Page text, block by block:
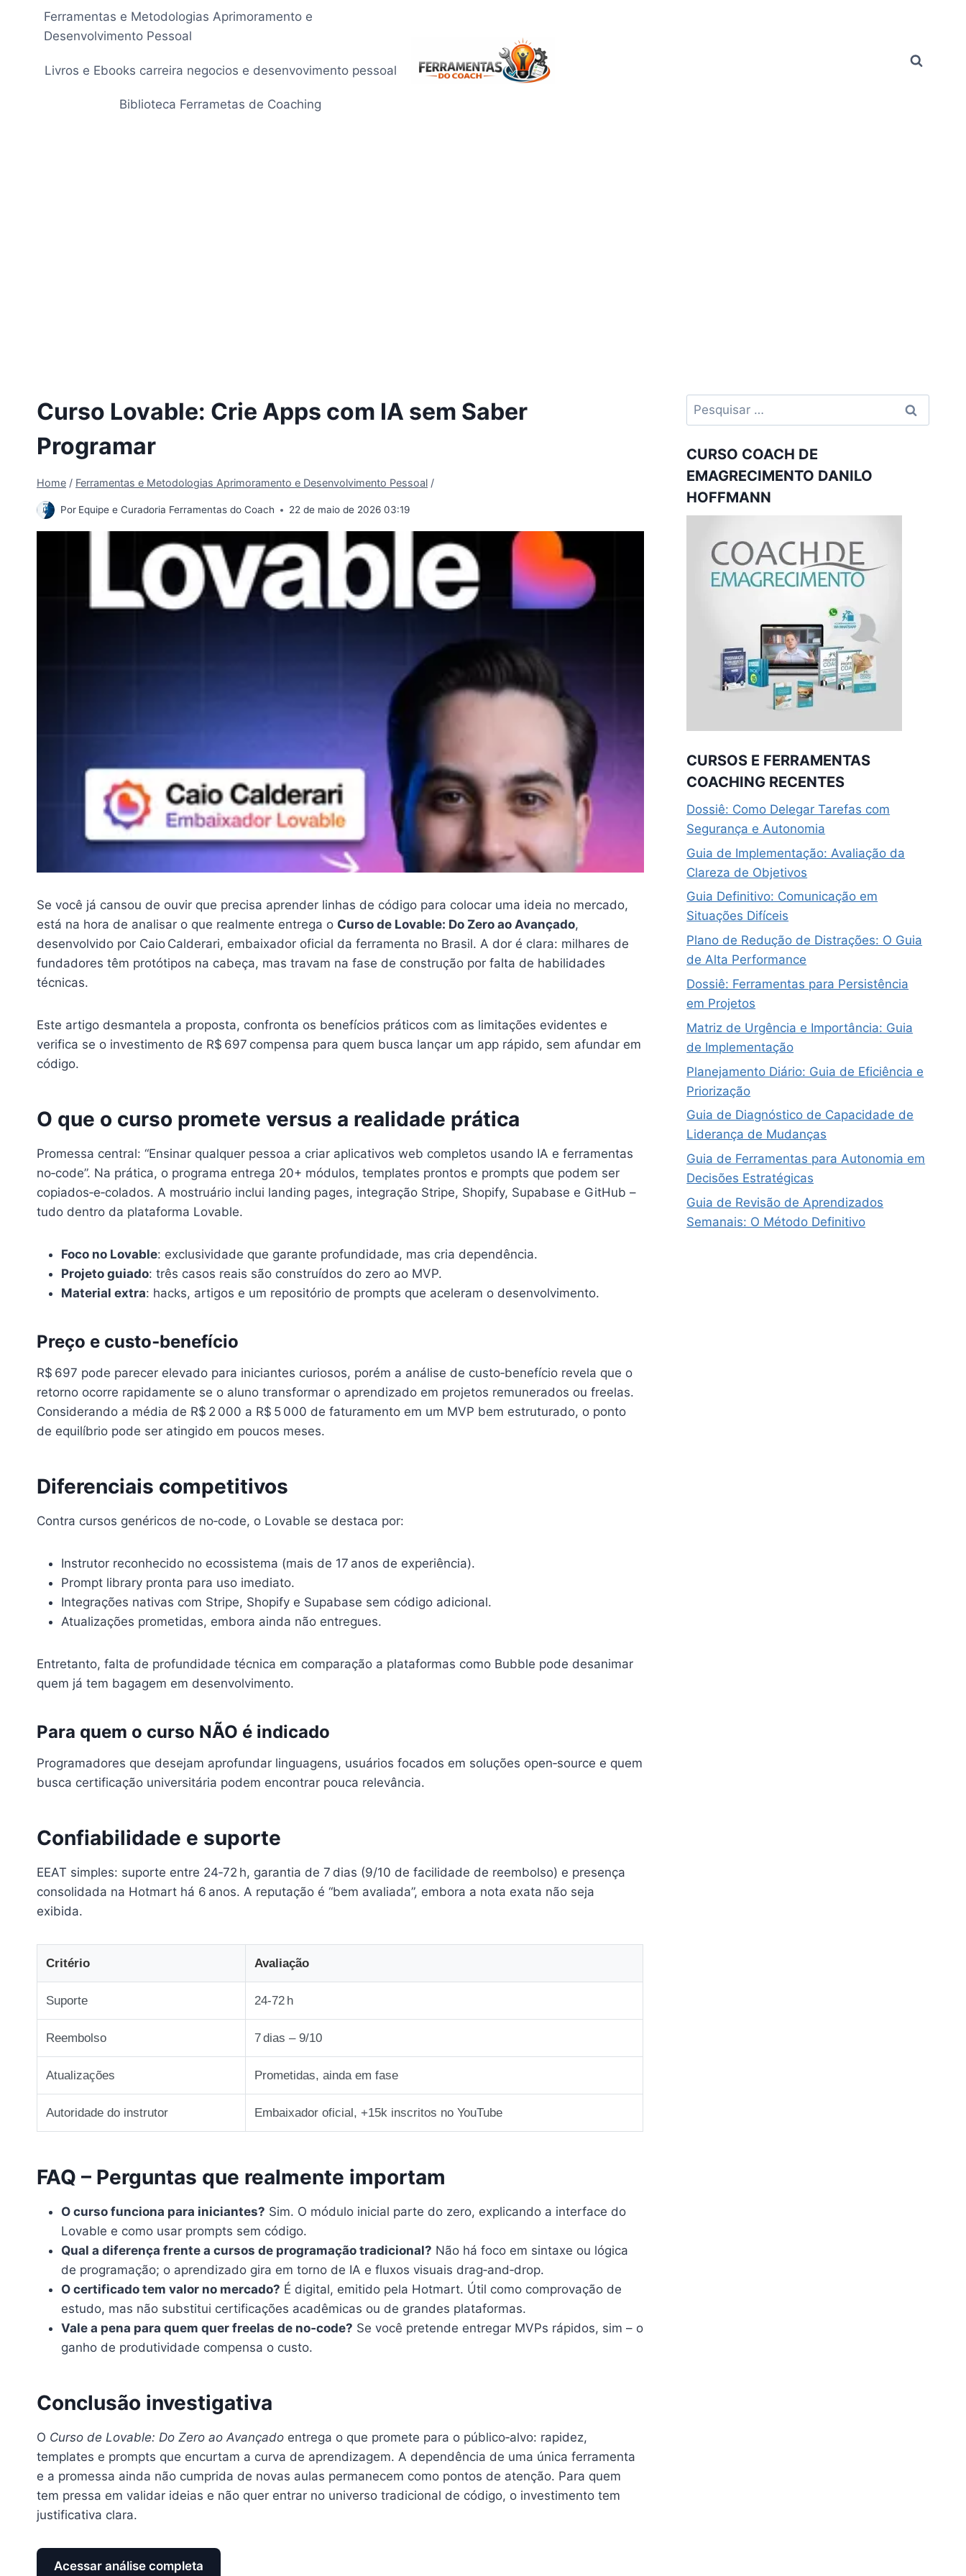
Conteúdo
Ferramentas e Metodologias Aprimoramento e
Desenvolvimento Pessoal
Livros e Ebooks carreira negocios e desenvovimento pessoal
Biblioteca Ferrametas de Coaching
Curso Lovable: Crie Apps com IA sem Saber
Programar
Home / Ferramentas e Metodologias Aprimoramento e Desenvolvimento Pessoal /
Por Equipe e Curadoria Ferramentas do Coach 22 de maio de 2026 03:19
Se você já cansou de ouvir que precisa aprender linhas de código para colocar uma ideia no mercado,
está na hora de analisar o que realmente entrega o Curso de Lovable: Do Zero ao Avançado,
desenvolvido por Caio Calderari, embaixador oficial da ferramenta no Brasil. A dor é clara: milhares de
fundadores têm protótipos na cabeça, mas travam na fase de construção por falta de habilidades
técnicas.
Este artigo desmantela a proposta, confronta os benefícios práticos com as limitações evidentes e
verifica se o investimento de R$ 697 compensa para quem busca lançar um app rápido, sem afundar em
código.
O que o curso promete versus a realidade prática
Promessa central: “Ensinar qualquer pessoa a criar aplicativos web completos usando IA e ferramentas
no‑code”. Na prática, o programa entrega 20+ módulos, templates prontos e prompts que podem ser
copiados‑e‑colados. A mostruário inclui landing pages, integração Stripe, Shopify, Supabase e GitHub –
tudo dentro da plataforma Lovable.
Foco no Lovable: exclusividade que garante profundidade, mas cria dependência.
Projeto guiado: três casos reais são construídos do zero ao MVP.
Material extra: hacks, artigos e um repositório de prompts que aceleram o desenvolvimento.
Preço e custo‑benefício
R$ 697 pode parecer elevado para iniciantes curiosos, porém a análise de custo‑benefício revela que o
retorno ocorre rapidamente se o aluno transformar o aprendizado em projetos remunerados ou freelas.
Considerando a média de R$ 2 000 a R$ 5 000 de faturamento em um MVP bem estruturado, o ponto
de equilíbrio pode ser atingido em poucos meses.
Diferenciais competitivos
Contra cursos genéricos de no‑code, o Lovable se destaca por:
Instrutor reconhecido no ecossistema (mais de 17 anos de experiência).
Prompt library pronta para uso imediato.
Integrações nativas com Stripe, Shopify e Supabase sem código adicional.
Atualizações prometidas, embora ainda não entregues.
Entretanto, falta de profundidade técnica em comparação a plataformas como Bubble pode desanimar
quem já tem bagagem em desenvolvimento.
Para quem o curso NÃO é indicado
Programadores que desejam aprofundar linguagens, usuários focados em soluções open‑source e quem
busca certificação universitária podem encontrar pouca relevância.
Confiabilidade e suporte
EEAT simples: suporte entre 24‑72 h, garantia de 7 dias (9/10 de facilidade de reembolso) e presença
consolidada na Hotmart há 6 anos. A reputação é “bem avaliada”, embora a nota exata não seja
exibida.
Critério Avaliação
Suporte 24‑72 h
Reembolso 7 dias – 9/10
Atualizações Prometidas, ainda em fase
Autoridade do instrutor Embaixador oficial, +15k inscritos no YouTube
FAQ – Perguntas que realmente importam
O curso funciona para iniciantes? Sim. O módulo inicial parte do zero, explicando a interface do
Lovable e como usar prompts sem código.
Qual a diferença frente a cursos de programação tradicional? Não há foco em sintaxe ou lógica
de programação; o aprendizado gira em torno de IA e fluxos visuais drag‑and‑drop.
O certificado tem valor no mercado? É digital, emitido pela Hotmart. Útil como comprovação de
estudo, mas não substitui certificações acadêmicas ou de grandes plataformas.
Vale a pena para quem quer freelas de no‑code? Se você pretende entregar MVPs rápidos, sim – o
ganho de produtividade compensa o custo.
Conclusão investigativa
O Curso de Lovable: Do Zero ao Avançado entrega o que promete para o público‑alvo: rapidez,
templates e prompts que encurtam a curva de aprendizagem. A dependência de uma única ferramenta
e a promessa ainda não cumprida de novas aulas permanecem como pontos de atenção. Para quem
tem pressa em validar ideias e não quer entrar no universo tradicional de código, o investimento tem
justificativa clara.
Acessar análise completa
Pesquisar
por:
CURSO COACH DE
EMAGRECIMENTO DANILO
HOFFMANN
CURSOS E FERRAMENTAS
COACHING RECENTES
Dossiê: Como Delegar Tarefas com
Segurança e Autonomia
Guia de Implementação: Avaliação da
Clareza de Objetivos
Guia Definitivo: Comunicação em
Situações Difíceis
Plano de Redução de Distrações: O Guia
de Alta Performance
Dossiê: Ferramentas para Persistência
em Projetos
Matriz de Urgência e Importância: Guia
de Implementação
Planejamento Diário: Guia de Eficiência e
Priorização
Guia de Diagnóstico de Capacidade de
Liderança de Mudanças
Guia de Ferramentas para Autonomia em
Decisões Estratégicas
Guia de Revisão de Aprendizados
Semanais: O Método Definitivo